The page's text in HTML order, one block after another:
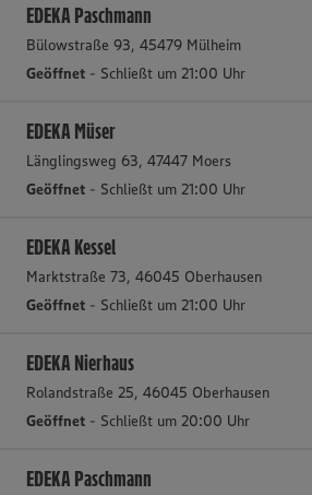
EDEKA Paschmann
Bülowstraße 93, 45479 Mülheim
Geöffnet - Schließt um 21:00 Uhr
EDEKA Müser
Länglingsweg 63, 47447 Moers
Geöffnet - Schließt um 21:00 Uhr
EDEKA Kessel
Marktstraße 73, 46045 Oberhausen
Geöffnet - Schließt um 21:00 Uhr
EDEKA Nierhaus
Rolandstraße 25, 46045 Oberhausen
Geöffnet - Schließt um 20:00 Uhr
EDEKA Paschmann